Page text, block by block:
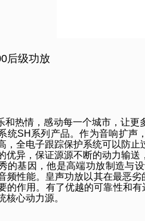
后级功放
热情，感动每一个城市，让更
统SH系列产品。作为音响扩声
，全电子跟踪保护系统可以防
优异，保证源源不断的动力输
的基因，他是高端功放制造与
频性能。皇声功放以其在最恶
的作用。有了优越的可靠性和
核心动力源。